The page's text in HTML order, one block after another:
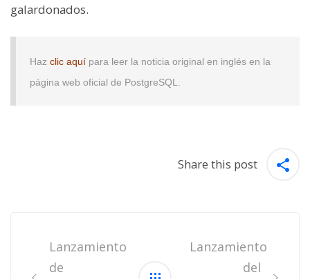
galardonados.
Haz clic aquí para leer la noticia original en inglés en la
página web oficial de PostgreSQL.
Share this post
navigation
Lanzamiento
de
Lanzamiento
del